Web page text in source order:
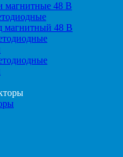
магнитные 48 В
магнитный 48 В